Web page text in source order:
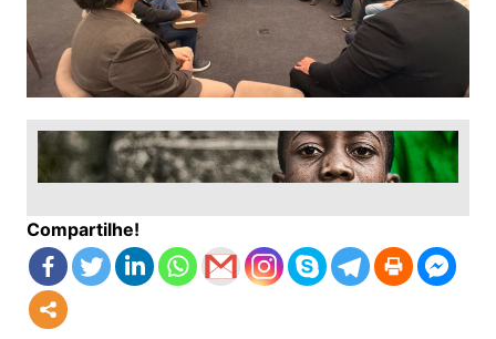
Compartilhe!